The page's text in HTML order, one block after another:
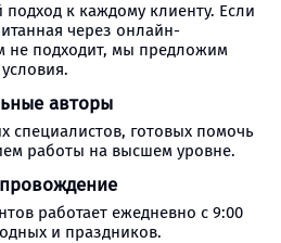
к каждому клиенту. Если
через онлайн-
не подходит, мы предложим
авторы
специалистов, готовых помочь
работы на высшем уровне.
работает ежедневно с 9:00
и праздников.